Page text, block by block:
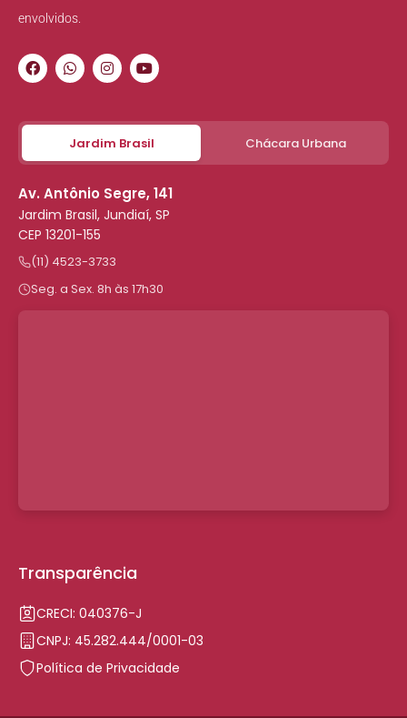
envolvidos.
Jardim Brasil Chácara Urbana
Av. Antônio Segre, 141
Jardim Brasil, Jundiaí, SP
CEP 13201-155
(11) 4523-3733
Seg. a Sex. 8h às 17h30
Transparência
CRECI: 040376-J
CNPJ: 45.282.444/0001-03
Política de Privacidade